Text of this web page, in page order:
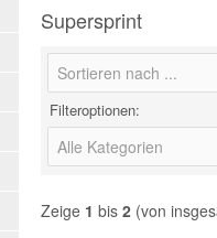
Supersprint
Sortieren nach ...
Filteroptionen:
Alle Kategorien
Zeige 1 bis 2 (von